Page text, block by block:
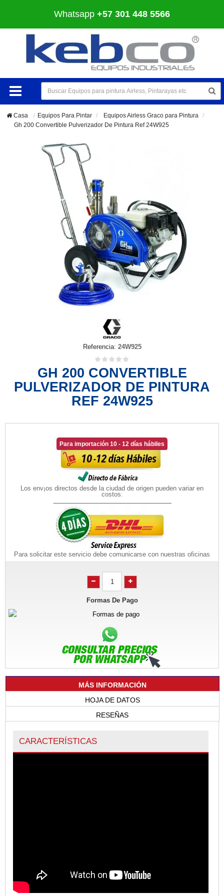
Whatsapp +57 301 448 5566
Casa Equipos Para Pintar >
Equipos Airless Graco para Pintura
Gh 200 Convertible Pulverizador De Pintura Ref 24W925
Referencia: 24W925
GH 200 CONVERTIBLE
PULVERIZADOR DE PINTURA
REF 24W925
Para importación 10 - 12 días hábiles
Los env¡os directos desde la ciudad de origen pueden variar en
costos.
Para solicitar este servicio debe comunicarse con nuestras oficinas
Formas De Pago
MÁS INFORMACIÓN
HOJA DE DATOS
RESEÑAS
CARACTERÍSTICAS